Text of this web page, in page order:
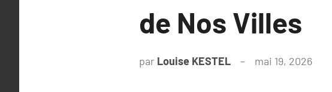
de Nos Villes
par Louise KESTEL mai 19, 2026